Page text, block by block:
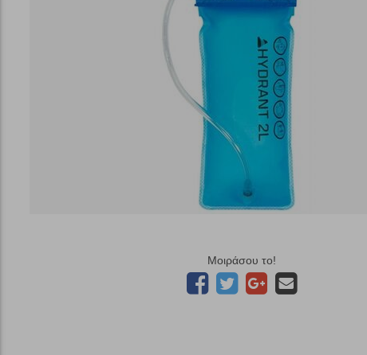
Μοιράσου το!